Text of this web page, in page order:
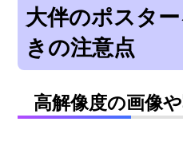
大伴のポスタ
きの注意点
高解像度の画像